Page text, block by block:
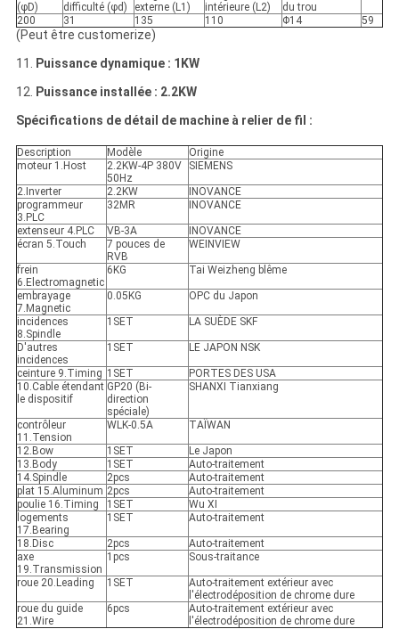
(φD)
difficulté (φd)
externe (L1)
intérieure (L2)
du trou
200 31 135 110 Φ14 59
(Peut être customerize)
11. Puissance dynamique : 1KW
12. Puissance installée : 2.2KW
Spécifications de détail de machine à relier de fil :
Description Modèle
Origine
moteur 1.Host
2.2KW-4P 380V
50Hz
SIEMENS
2.Inverter 2.2KW
INOVANCE
programmeur
3.PLC
32MR INOVANCE
extenseur 4.PLC VB-3A
INOVANCE
écran 5.Touch
7 pouces de
RVB
WEINVIEW
frein
6.Electromagnetic
6KG Tai Weizheng blême
embrayage
7.Magnetic
0.05KG OPC du Japon
incidences
8.Spindle
1SET LA SUÈDE SKF
D'autres
incidences
1SET LE JAPON NSK
ceinture 9.Timing 1SET
PORTES DES USA
10.Cable étendant
le dispositif
GP20 (Bi-
direction
spéciale)
SHANXI Tianxiang
contrôleur
11.Tension
WLK-0.5A TAÏWAN
12.Bow 1SET
Le Japon
13.Body
1SET
Auto-traitement
14.Spindle
2pcs
Auto-traitement
plat 15.Aluminum 2pcs
Auto-traitement
poulie 16.Timing
1SET
Wu XI
logements
17.Bearing
1SET Auto-traitement
18.Disc 2pcs
Auto-traitement
axe
19.Transmission
1pcs Sous-traitance
roue 20.Leading 1SET
Auto-traitement extérieur avec
l'électrodéposition de chrome dure
roue du guide
21.Wire
6pcs
Auto-traitement extérieur avec
l'électrodéposition de chrome dure